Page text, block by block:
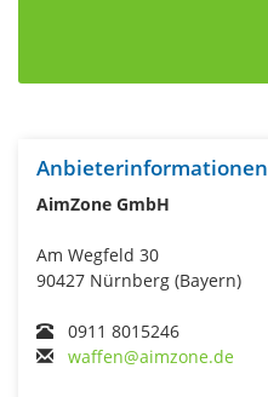
Anbieterinformationen
AimZone GmbH
Am Wegfeld 30
90427 Nürnberg (Bayern)
0911 8015246
waffen@aimzone.de